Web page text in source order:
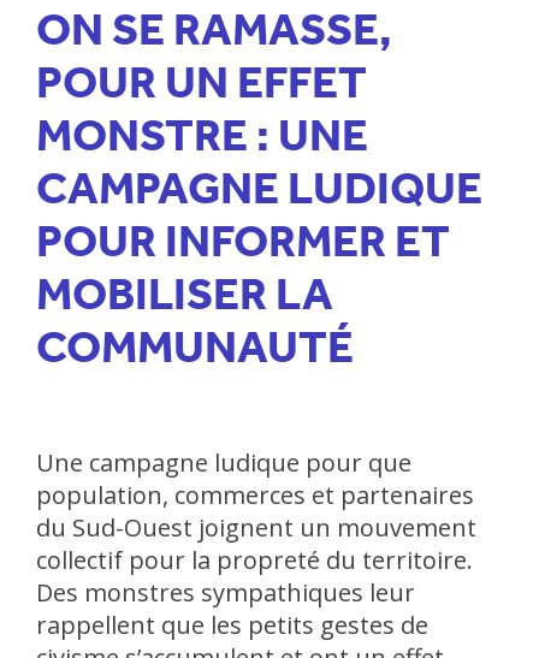
ON SE RAMASSE,
POUR UN EFFET
MONSTRE : UNE
CAMPAGNE LUDIQUE
POUR INFORMER ET
MOBILISER LA
COMMUNAUTÉ
Une campagne ludique pour que
population, commerces et partenaires
du Sud-Ouest joignent un mouvement
collectif pour la propreté du territoire.
Des monstres sympathiques leur
rappellent que les petits gestes de